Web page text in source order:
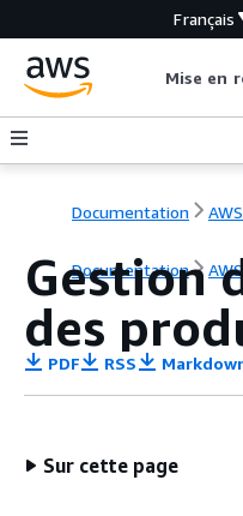
Français
Mise en
Documentation
Documentation
Gestion
des
PDF RSS
Sur cette page